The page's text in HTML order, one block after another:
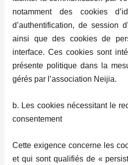
notamment des cookies
d’authentification, de session
ainsi que des cookies de
interface. Ces cookies sont
présente politique dans la
gérés par l’association Neijia.
b. Les cookies nécessitant le
consentement
Cette exigence concerne les
et qui sont qualifiés de «